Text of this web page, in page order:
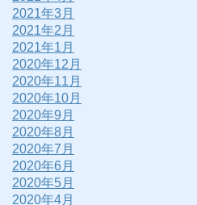
2021年3月
2021年2月
2021年1月
2020年12月
2020年11月
2020年10月
2020年9月
2020年8月
2020年7月
2020年6月
2020年5月
2020年4月